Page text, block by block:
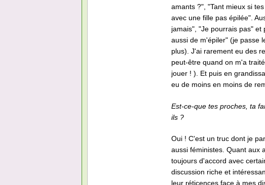
amants ?", "Tant mieux si
avec une fille pas épilée".
jamais", "Je pourrais pas"
aussi de m'épiler" (je passe
plus). J'ai rarement eu des
peut-être quand on m'a
jouer ! ). Et puis en
eu de moins en moins de
Est-ce-que tes proches, ta
ils ?
Oui ! C'est un truc dont je
aussi féministes. Quant aux
toujours d'accord avec
discussion riche et
leur réticences face à mes